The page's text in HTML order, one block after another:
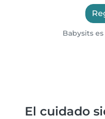
Babysits
El cuidado